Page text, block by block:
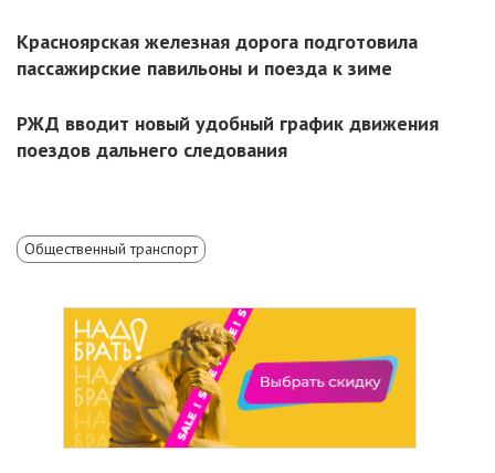
Красноярская железная дорога подготовила
пассажирские павильоны и поезда к зиме
РЖД вводит новый удобный график движения
поездов дальнего следования
Общественный транспорт